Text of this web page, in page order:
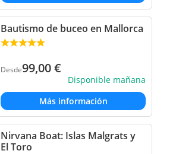
Bautismo de buceo en Mallorca
Desde99,00€
Disponible mañana
Más información
Nirvana Boat: Islas Malgrats y
El Toro